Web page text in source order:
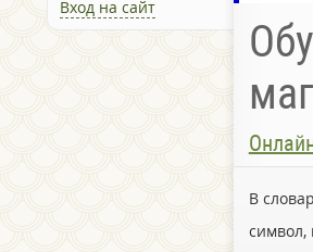
Вход на сайт
В
символ,